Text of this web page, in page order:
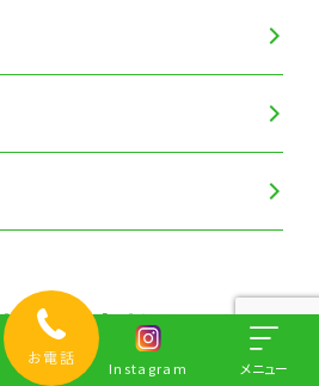
お電話
Instagram メニュー
撲・肉離れ